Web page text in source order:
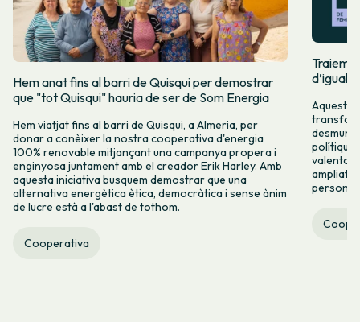
Hem anat fins al barri de Quisqui per demostrar
que "tot Quisqui" hauria de ser de Som Energia
Hem viatjat fins al barri de Quisqui, a Almeria, per
donar a conèixer la nostra cooperativa d'energia
100% renovable mitjançant una campanya propera i
enginyosa juntament amb el creador Erik Harley. Amb
aquesta iniciativa busquem demostrar que una
alternativa energètica ètica, democràtica i sense ànim
de lucre està a l'abast de tothom.
Cooperativa
Traiem
Aquest
valenta